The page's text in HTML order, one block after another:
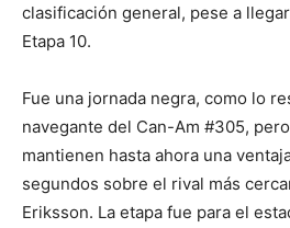
clasificación general, pese a
Etapa 10.
Fue una jornada negra, como lo
navegante del Can-Am #305,
mantienen hasta ahora una
segundos sobre el rival más
Eriksson. La etapa fue para el